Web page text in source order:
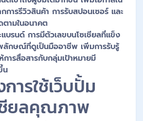
กการรีวิวสินค้า การรับสปอนเซอร์ และ
ามในอนาคต
บรนด์ การมีตัวเลขบนโซเชียลที่แข็ง
ลักษณ์ที่ดูเป็นมืออาชีพ เพิ่มการรับรู้
การสื่อสารกับกลุ่มเป้าหมายมี
น
ารใช้เว็บปั้ม
ชียลคุณภาพ